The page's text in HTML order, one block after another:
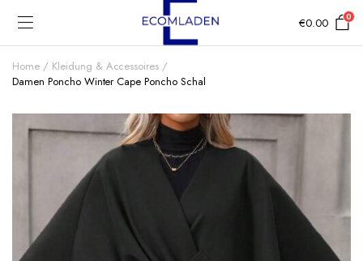
€0.00 0
Home
Kleidung & Accessoires
Damen Poncho Winter Cape Poncho Schal